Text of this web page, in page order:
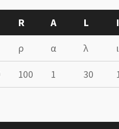
R A L I
ρ α λ ι
100 1 30